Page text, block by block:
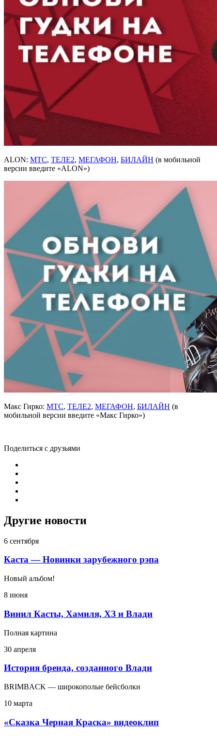
ALON: МТС, ТЕЛЕ2, МЕГАФОН, БИЛАЙН (в мобильной
версии введите «ALON»)
Макс Гирко: МТС, ТЕЛЕ2, МЕГАФОН, БИЛАЙН (в
мобильной версии введите «Макс Гирко»)
Поделиться с друзьями
Другие новости
6 сентября
Каста — Новинки зарубежного рэпа
Новый альбом!
8 июня
Винил Касты, Хамиля, ХЗ и Влади
Полная картина
30 апреля
История бренда, созданного Влади
BRIMBACK — широкополые бейсболки
10 марта
«Сказка Черная Краска» видеоклип